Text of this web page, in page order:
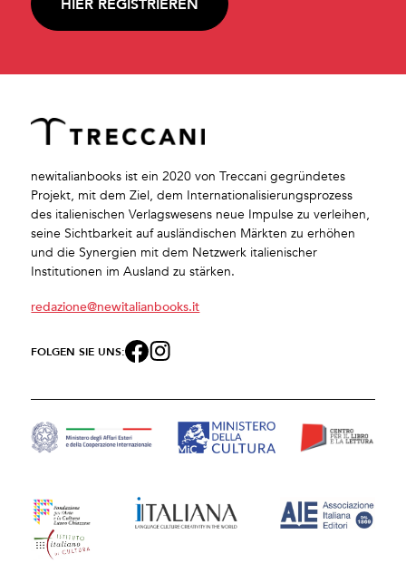
newitalianbooks ist ein 2020 von Treccani gegründetes
Projekt, mit dem Ziel, dem Internationalisierungsprozess
des italienischen Verlagswesens neue Impulse zu verleihen,
seine Sichtbarkeit auf ausländischen Märkten zu erhöhen
und die Synergien mit dem Netzwerk italienischer
Institutionen im Ausland zu stärken.
redazione@newitalianbooks.it
FOLGEN SIE UNS: